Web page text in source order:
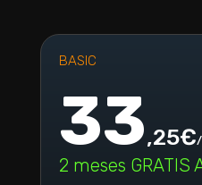
BASIC
33,25€
2 meses